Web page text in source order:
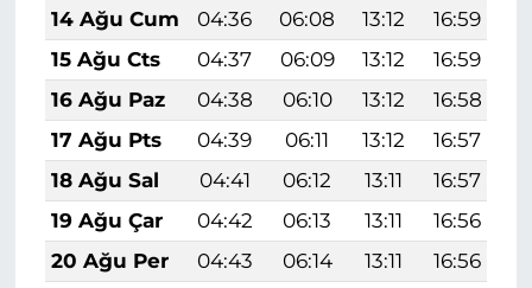
14 Ağu Cum
04:36 06:08 13:12 16:59
15 Ağu Cts
04:37 06:09 13:12 16:59
16 Ağu Paz
04:38 06:10 13:12 16:58
17 Ağu Pts
04:39 06:11 13:12 16:57
18 Ağu Sal
04:41 06:12 13:11 16:57
19 Ağu Çar
04:42 06:13 13:11 16:56
20 Ağu Per
04:43 06:14 13:11 16:56